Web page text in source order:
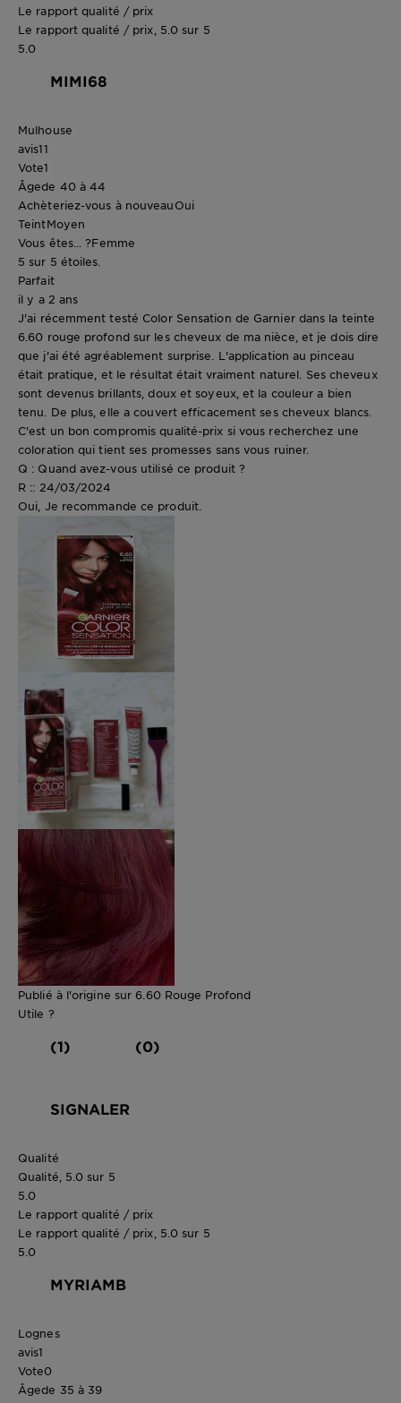
Le rapport qualité / prix
Le rapport qualité / prix, 5.0 sur 5
5.0
MIMI68
Mulhouse
avis11
Vote1
Âgede 40 à 44
Achèteriez-vous à nouveauOui
TeintMoyen
Vous êtes... ?Femme
5 sur 5 étoiles.
Parfait
il y a 2 ans
J'ai récemment testé Color Sensation de Garnier dans la teinte
6.60 rouge profond sur les cheveux de ma nièce, et je dois dire
que j'ai été agréablement surprise. L'application au pinceau
était pratique, et le résultat était vraiment naturel. Ses cheveux
sont devenus brillants, doux et soyeux, et la couleur a bien
tenu. De plus, elle a couvert efficacement ses cheveux blancs.
C'est un bon compromis qualité-prix si vous recherchez une
coloration qui tient ses promesses sans vous ruiner.
Q : Quand avez-vous utilisé ce produit ?
R :: 24/03/2024
Oui, Je recommande ce produit.
Publié à l'origine sur 6.60 Rouge Profond
Utile ?
(1) (0)
SIGNALER
Qualité
Qualité, 5.0 sur 5
5.0
Le rapport qualité / prix
Le rapport qualité / prix, 5.0 sur 5
5.0
MYRIAMB
Lognes
avis1
Vote0
Âgede 35 à 39